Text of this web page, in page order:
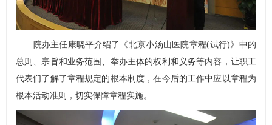
院办主任康晓平介绍了《北京小汤山医院章程(试行)》中的
总则、宗旨和业务范围、举办主体的权利和义务等内容，让职工
代表们了解了章程规定的根本制度，在今后的工作中应以章程为
根本活动准则，切实保障章程实施。